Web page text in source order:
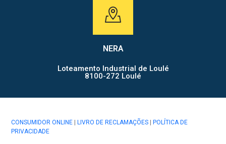
NERA
Loteamento Industrial de Loulé
8100-272 Loulé
CONSUMIDOR ONLINE LIVRO DE RECLAMAÇÕES
POLÍTICA DE
PRIVACIDADE